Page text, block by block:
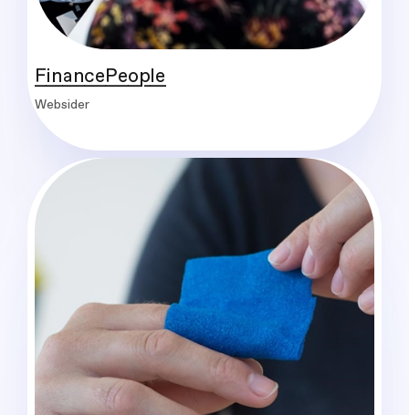
FinancePeople
Websider